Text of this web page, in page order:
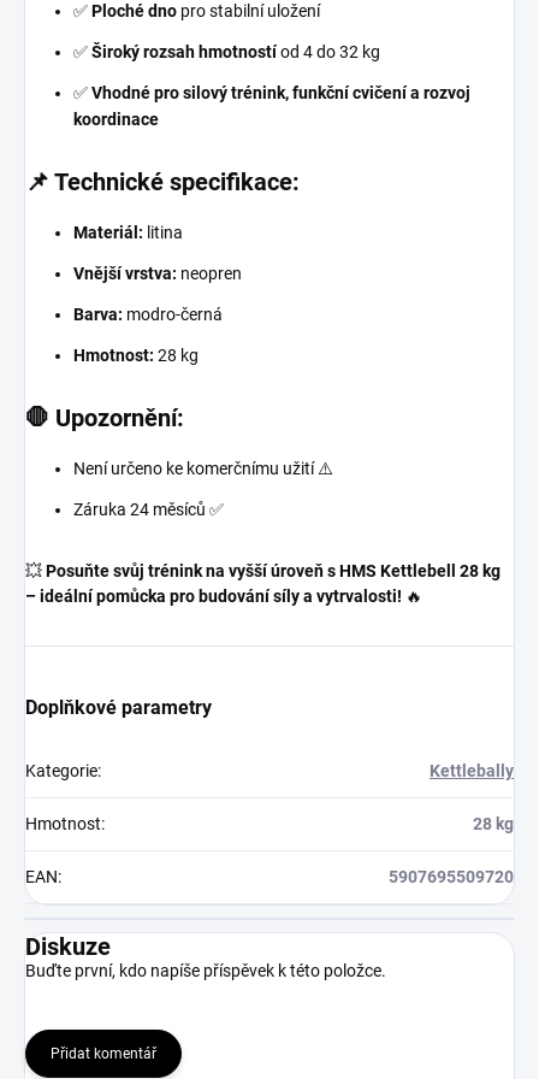
✅Ploché dno pro stabilní uložení
✅Široký rozsah hmotnostíod 4 do 32 kg
✅Vhodné pro silový trénink, funkční cvičení a rozvoj
koordinace
📌 Technické specifikace:
Materiál: litina
Vnější vrstva: neopren
Barva: modro-černá
Hmotnost: 28 kg
🛑 Upozornění:
Není určeno ke komerčnímu užití ⚠️
Záruka 24 měsíců ✅
💥Posuňte svůj trénink na vyšší úroveň s HMS Kettlebell 28 kg
– ideální pomůcka pro budování síly a vytrvalosti! 🔥
Doplňkové parametry
Kategorie: Kettlebally
Hmotnost: 28 kg
EAN: 5907695509720
Diskuze
Buďte první, kdo napíše příspěvek k této položce.
Přidat komentář